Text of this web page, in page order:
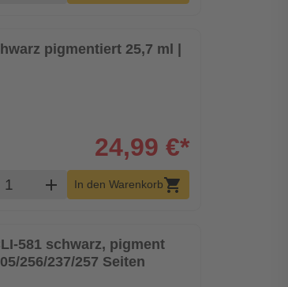
pigmentiert 25,7 ml |
24,99 €*
Warenkorb Menge
add In den Warenkorbshopping_cart
581 schwarz, pigment
256/237/257 Seiten